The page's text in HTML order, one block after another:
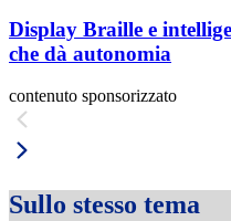
Display Braille e
che dà autonomia
contenuto sponsorizzato
Sullo stesso tema